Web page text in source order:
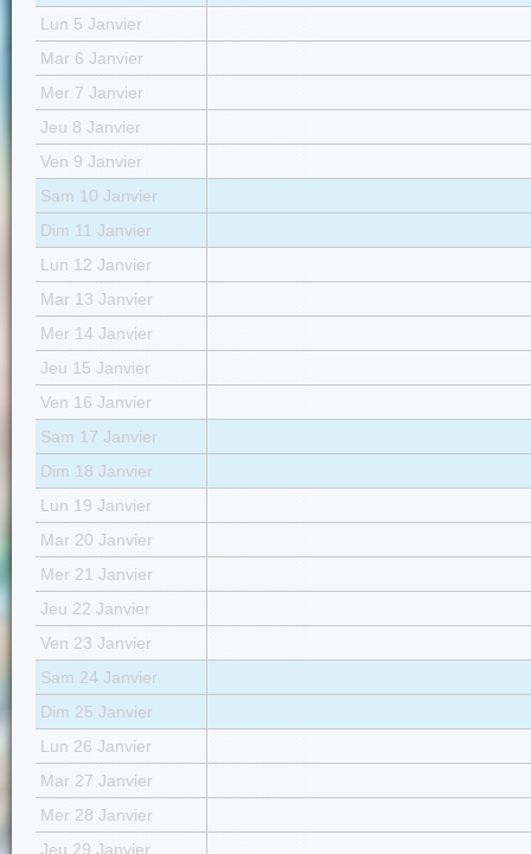
Lun 5 Janvier
Mar 6 Janvier
Mer 7 Janvier
Jeu 8 Janvier
Ven 9 Janvier
Sam 10 Janvier
Dim 11 Janvier
Lun 12 Janvier
Mar 13 Janvier
Mer 14 Janvier
Jeu 15 Janvier
Ven 16 Janvier
Sam 17 Janvier
Dim 18 Janvier
Lun 19 Janvier
Mar 20 Janvier
Mer 21 Janvier
Jeu 22 Janvier
Ven 23 Janvier
Sam 24 Janvier
Dim 25 Janvier
Lun 26 Janvier
Mar 27 Janvier
Mer 28 Janvier
Jeu 29 Janvier